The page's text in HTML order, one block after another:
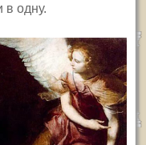
в одну.